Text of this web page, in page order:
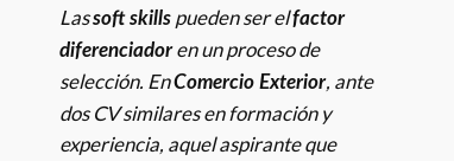
Lassoft skills pueden ser elfactor
diferenciadoren un proceso de
selección. EnComercio Exterior, ante
dos CV similares en formación y
experiencia, aquel aspirante que